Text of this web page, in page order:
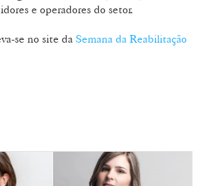
e operadores do setor.
se no site da Semana da Reabilitação